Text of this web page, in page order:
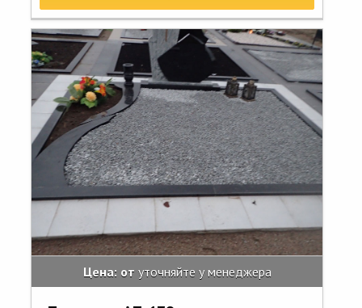
Цена: от уточняйте у менеджера